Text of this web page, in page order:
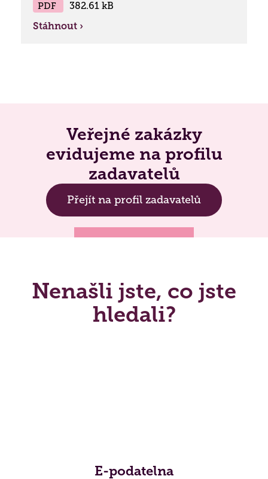
PDF 382.61 kB
Stáhnout ›
Veřejné zakázky
evidujeme na profilu
zadavatelů
Přejít na profil zadavatelů
Nenašli jste, co jste
hledali?
E-podatelna